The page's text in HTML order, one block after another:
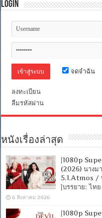
Login
จดจำฉัน
ลงทะเบียน
ลืมรหัสผ่าน
หนังเรื่องล่าสุด
[1080p
(2026) นางม
5.1.Atmos /
[บรรยาย: ไท
6 สิงหาคม 2026
[1080p